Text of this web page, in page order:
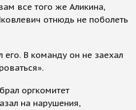
все того же Аликина,
отнюдь не поболеть
его. В команду он не заехал
оргкомитет
на нарушения,